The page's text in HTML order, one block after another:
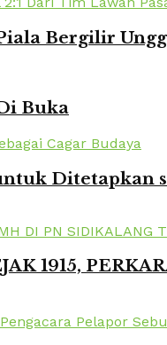
Bergilir
Buka
Ditetapkan
1915,